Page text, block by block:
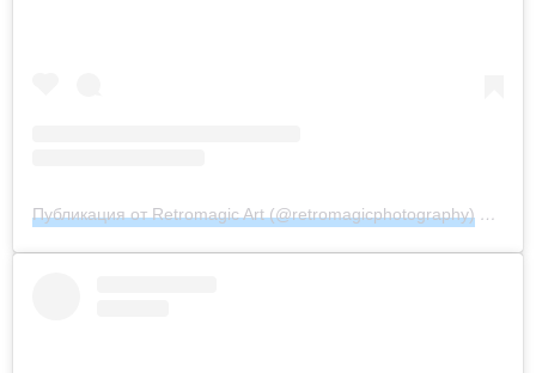
Публикация от Retromagic Art (@retromagicphotography) 18